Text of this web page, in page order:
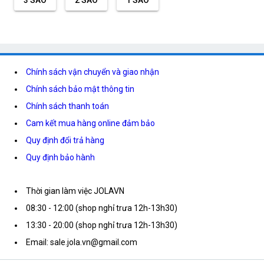
Chính sách vận chuyển và giao nhận
Chính sách bảo mật thông tin
Chính sách thanh toán
Cam kết mua hàng online đảm bảo
Quy định đổi trả hàng
Quy định bảo hành
Thời gian làm việc JOLAVN
08:30 - 12:00 (shop nghỉ trưa 12h-13h30)
13:30 - 20:00 (shop nghỉ trưa 12h-13h30)
Email: sale.jola.vn@gmail.com